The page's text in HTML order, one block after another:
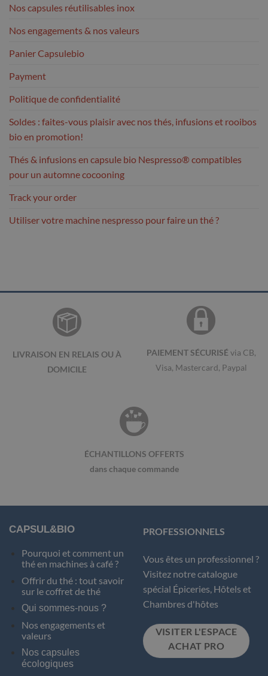
Nos capsules réutilisables inox
Nos engagements & nos valeurs
Panier Capsulebio
Payment
Politique de confidentialité
Soldes : faites-vous plaisir avec nos thés, infusions et rooibos
bio en promotion!
Thés & infusions en capsule bio Nespresso® compatibles
pour un automne cocooning
Track your order
Utiliser votre machine nespresso pour faire un thé ?
LIVRAISON EN RELAIS OU À
DOMICILE
PAIEMENT SÉCURISÉ via CB,
Visa, Mastercard, Paypal
ÉCHANTILLONS OFFERTS
dans chaque commande
CAPSUL&BIO
Pourquoi et comment un
thé en machines à café ?
Offrir du thé : tout savoir
sur le coffret de thé
Qui sommes-nous ?
Nos engagements et
valeurs
Nos capsules
écologiques
PROFESSIONNELS
Vous êtes un professionnel ?
Visitez notre catalogue
spécial Épiceries, Hôtels et
Chambres d'hôtes
VISITER L'ESPACE
ACHAT PRO